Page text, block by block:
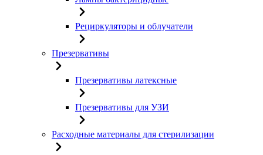
Рециркуляторы и облучатели
Презервативы
Презервативы латексные
Презервативы для УЗИ
Расходные материалы для стерилизации